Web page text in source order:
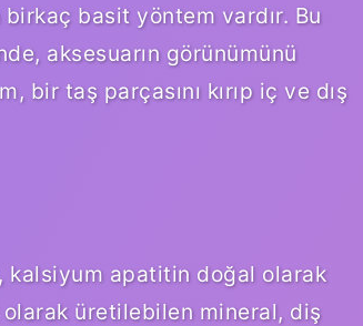
birkaç basit yöntem vardır. Bu
aksesuarın görünümünü
bir taş parçasını kırıp iç ve dış
kalsiyum apatitin doğal olarak
üretilebilen mineral, diş